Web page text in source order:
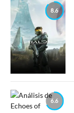
8.6
6.6